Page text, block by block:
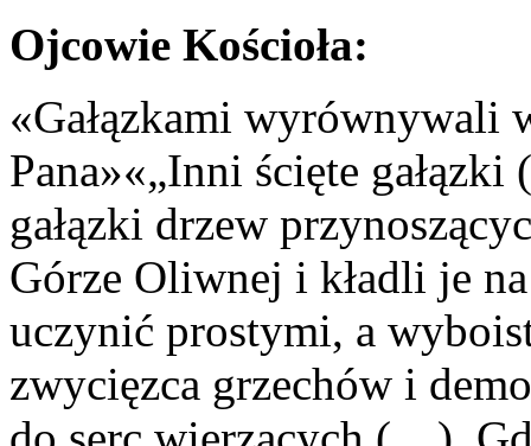
Ojcowie Kościoła:
«Gałązkami wyrównywali
Pana»«„Inni ścięte
gałązki drzew
Górze Oliwnej i kładli je
uczynić prostymi, a
zwycięzca grzechów i